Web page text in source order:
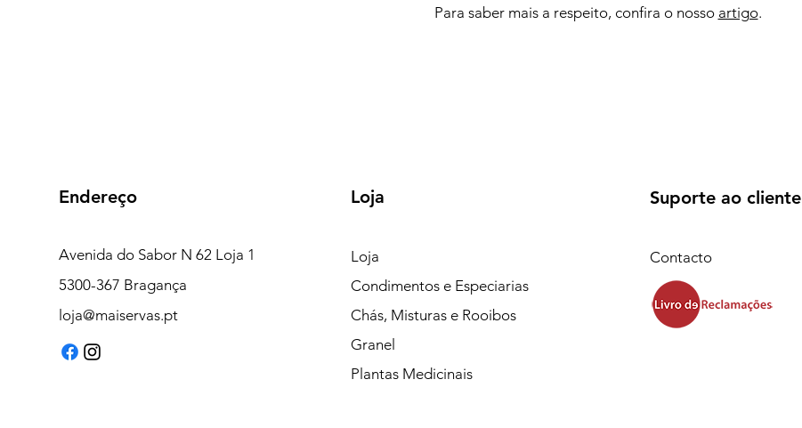
Para saber mais a respeito, confira o nosso artigo.
Endereço
Avenida do Sabor N 62 Loja 1
5300-367 Bragança
loja@maiservas.pt
Loja
Loja
Condimentos e Especiarias
Chás, Misturas e Rooibos
Granel
Plantas Medicinais
Suporte ao cliente
Contacto